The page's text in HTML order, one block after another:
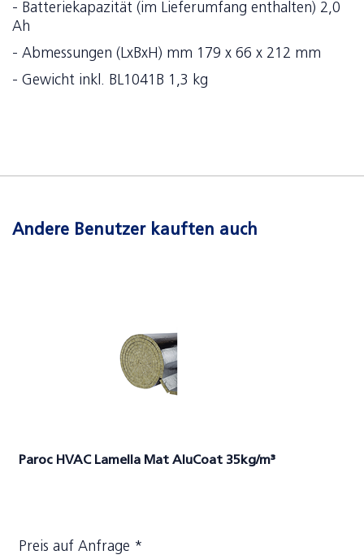
- Batteriekapazität (im Lieferumfang enthalten) 2,0
Ah
- Abmessungen (LxBxH) mm 179 x 66 x 212 mm
- Gewicht inkl. BL1041B 1,3 kg
Andere Benutzer kauften auch
Paroc HVAC Lamella Mat AluCoat 35kg/m³
Preis auf Anfrage *